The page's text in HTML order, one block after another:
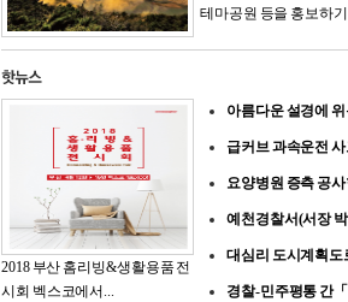
테마공원 등을 홍보하
2018 부산 홈리빙&생활용품 전
시회 벡스코에서...
아름다운 설경에
급커브 과속운전
요양병원 증측 공
예천경찰서(서장
대심리 도시계획도
경찰-민주평통 간